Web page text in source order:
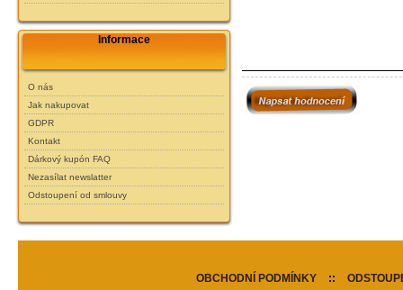
Informace
O nás
Jak nakupovat
GDPR
Kontakt
Dárkový kupón FAQ
Nezasílat newslatter
Odstoupení od smlouvy
OBCHODNÍ PODMÍNKY ::